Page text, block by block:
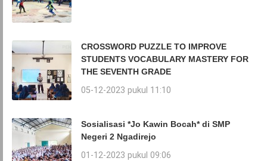
CROSSWORD PUZZLE TO IMPROVE
STUDENTS VOCABULARY MASTERY FOR
THE SEVENTH GRADE
05-12-2023 pukul 11:10
Sosialisasi *Jo Kawin Bocah* di SMP
Negeri 2 Ngadirejo
01-12-2023 pukul 09:06